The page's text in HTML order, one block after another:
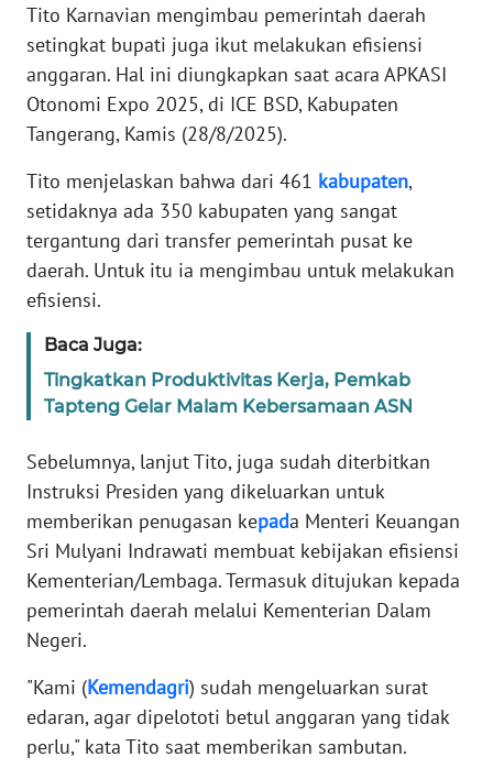
Tito Karnavian mengimbau pemerintah daerah
setingkat bupati juga ikut melakukan efisiensi
anggaran. Hal ini diungkapkan saat acara APKASI
Otonomi Expo 2025, di ICE BSD, Kabupaten
Tangerang, Kamis (28/8/2025).
Tito menjelaskan bahwa dari 461 kabupaten,
setidaknya ada 350 kabupaten yang sangat
tergantung dari transfer pemerintah pusat ke
daerah. Untuk itu ia mengimbau untuk melakukan
efisiensi.
Baca Juga:
Tingkatkan Produktivitas Kerja, Pemkab
Tapteng Gelar Malam Kebersamaan ASN
Sebelumnya, lanjut Tito, juga sudah diterbitkan
Instruksi Presiden yang dikeluarkan untuk
memberikan penugasan kepada Menteri Keuangan
Sri Mulyani Indrawati membuat kebijakan efisiensi
Kementerian/Lembaga. Termasuk ditujukan kepada
pemerintah daerah melalui Kementerian Dalam
Negeri.
"Kami (Kemendagri) sudah mengeluarkan surat
edaran, agar dipelototi betul anggaran yang tidak
perlu," kata Tito saat memberikan sambutan.
EDITORIAL
Informasi
INDEKS
BERITA
KONTAK
IKLAN
TENTANG
KAMI
MEDIA
SIBER
REDAKSI
KARIR
Wahana
News